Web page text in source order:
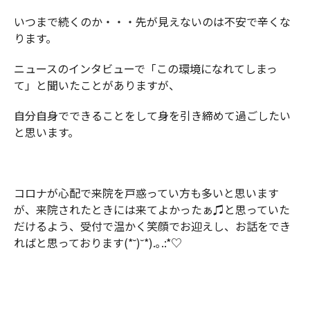
いつまで続くのか・・・先が見えないのは不安で辛くな
ります。
ニュースのインタビューで「この環境になれてしまっ
て」と聞いたことがありますが、
自分自身でできることをして身を引き締めて過ごしたい
と思います。
コロナが心配で来院を戸惑ってい方も多いと思います
が、来院されたときには来てよかったぁ♫と思っていた
だけるよう、受付で温かく笑顔でお迎えし、お話をでき
ればと思っております(*˘)˘*).｡.:*♡